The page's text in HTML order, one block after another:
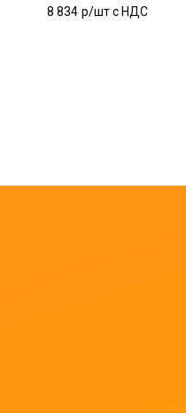
8 834 р/шт c НДС